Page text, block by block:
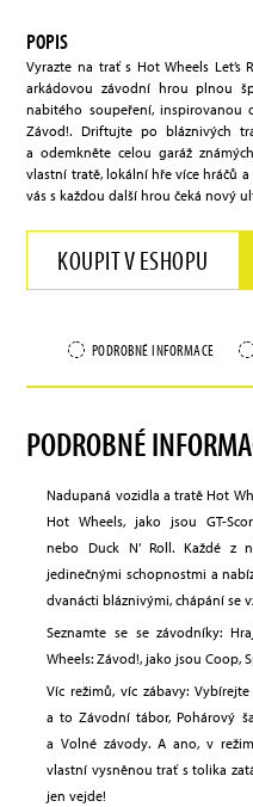
POPIS
Vyrazte na trať s Hot Wheels Let’s
arkádovou závodní hrou plnou
nabitého soupeření, inspirovanou
Závod!. Driftujte po bláznivých
a odemkněte celou garáž
vlastní tratě, lokální hře více hráčů
vás s každou další hrou čeká nový
KOUPIT V ESHOPU
PODROBNÉ INFORMACE
PODROBNÉ
Nadupaná vozidla a tratě Hot
Hot Wheels, jako jsou GT-
nebo Duck N’ Roll. Každé z
jedinečnými schopnostmi a
dvanácti bláznivými, chápání se
Seznamte se se závodníky:
Wheels: Závod!, jako jsou Coop,
Víc režimů, víc zábavy:
a to Závodní tábor, Pohárový
a Volné závody. A ano, v
vlastní vysněnou trať s tolika
jen vejde!